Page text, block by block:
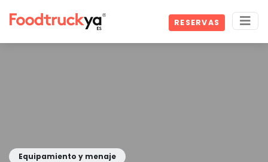
RESERVAS
Equipamiento y menaje